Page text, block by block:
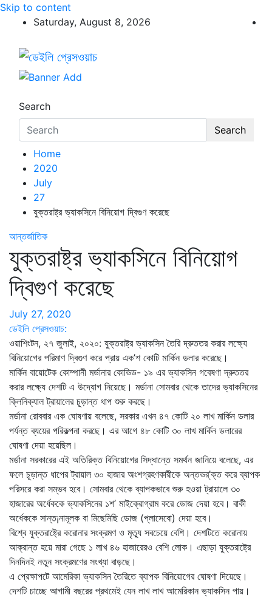
Skip to content
Saturday, August 8, 2026
ডেইলি প্রেসওয়াচ
ডেইলি প্রেসওয়াচ মুক্তিযুদ্ধের চেতনায় উদ্বুদ্ধ মুখপত্র
Search
Search
Home
2020
July
27
যুক্তরাষ্ট্র ভ্যাকসিনে বিনিয়োগ দ্বিগুণ করেছে
আন্তর্জাতিক
যুক্তরাষ্ট্র ভ্যাকসিনে বিনিয়োগ
দ্বিগুণ করেছে
July 27, 2020
ডেইলি প্রেসওয়াচ:
ওয়াশিংটন, ২৭ জুলাই, ২০২০: যুক্তরাষ্ট্র ভ্যাকসিন তৈরি দ্রুততর করার লক্ষ্যে
বিনিয়োগের পরিমাণ দ্বিগুণ করে প্রায় এক’শ কোটি মার্কিন ডলার করেছে।
মার্কিন বায়োটেক কোম্পানী মর্ডানার কোভিড- ১৯ এর ভ্যাকসিন গবেষণা দ্রুততর
করার লক্ষ্যে দেশটি এ উদ্যোগ নিয়েছে। মর্ডানা সোমবার থেকে তাদের ভ্যাকসিনের
ক্লিনিক্যাল ট্রায়ালের চূড়ান্ত ধাপ শুরু করছে।
মর্ডানা রোববার এক ঘোষণায় বলেছে, সরকার এখন ৪৭ কোটি ২০ লাখ মার্কিন ডলার
পর্যন্ত ব্যয়ের পরিকল্পনা করছে। এর আগে ৪৮ কোটি ৩০ লাখ মার্কিন ডলারের
ঘোষণা দেয়া হয়েছিল।
মর্ডানা সরকারের এই অতিরিক্ত বিনিয়োগের সিদ্ধান্তে সমর্থন জানিয়ে বলেছে, এর
ফলে চূড়ান্ত ধাপের ট্রায়াল ৩০ হাজার অংশগ্রহণকারীকে অন্তভর্’ক্ত করে ব্যাপক
পরিসরে করা সম্ভব হবে। সোমবার থেকে ব্যাপকভাবে শুরু হওয়া ট্রায়ালে ৩০
হাজারের অর্ধেককে ভ্যাকসিনের ১শ’ মাইক্রোগ্রাম করে ডোজ দেয়া হবে। বাকী
অর্ধেককে সান্ত¡নামূলক বা মিছেমিছি ডোজ (প্লাসেবো) দেয়া হবে।
বিশ্বে যুক্তরাষ্ট্রে করোনার সংক্রমণ ও মৃত্যু সবচেয়ে বেশি। দেশটিতে করোনায়
আক্রান্ত হয়ে মারা গেছে ১ লাখ ৪৬ হাজারেরও বেশি লোক। এছাড়া যুক্তরাষ্ট্রে
দিনদিনই নতুন সংক্রমণের সংখ্যা বাড়ছে।
এ প্রেক্ষাপটে আমেরিকা ভ্যাকসিন তৈরিতে ব্যাপক বিনিয়োগের ঘোষণা দিয়েছে।
দেশটি চাচ্ছে আগামী বছরের প্রথমেই যেন লাখ লাখ আমেরিকান ভ্যাকসিন পায়।